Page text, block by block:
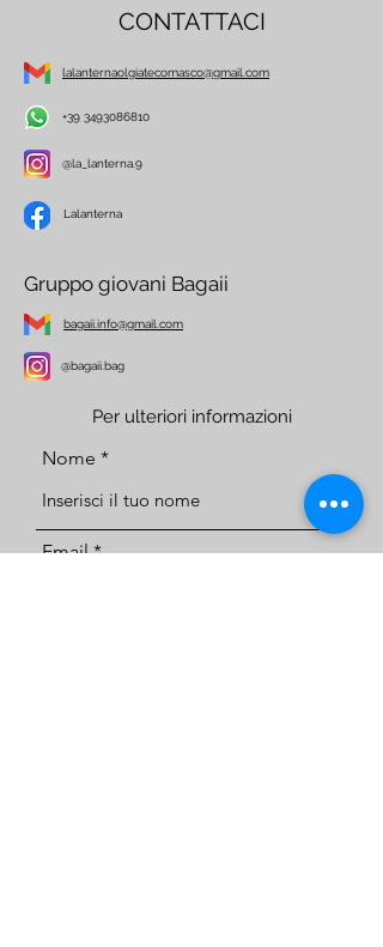
CONTATTACI
lalanternaolgiatecomasco@gmail.com
+39 3493086810
@la_lanterna.9
Lalanterna
Gruppo giovani Bagaii
bagaii.info@gmail.com
@bagaii.bag
Per ulteriori informazioni
Nome
Email